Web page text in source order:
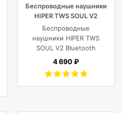
Беспроводные наушники
HIPER TWS SOUL V2
Bluetooth 5.0 гарнитура Li-
Pol 2x43mAh+380mAh,
черный
Беспроводные
наушники HIPER TWS
SOUL V2 Bluetooth
5.0 гарнитура Li-Pol
Черный
4 690 ₽